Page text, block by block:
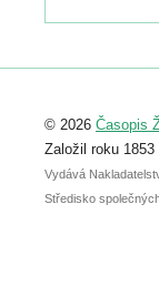
Registrovat
abstraktu
posteru je už
© 2026 Časopis
Založil roku
Vydává
Středisko